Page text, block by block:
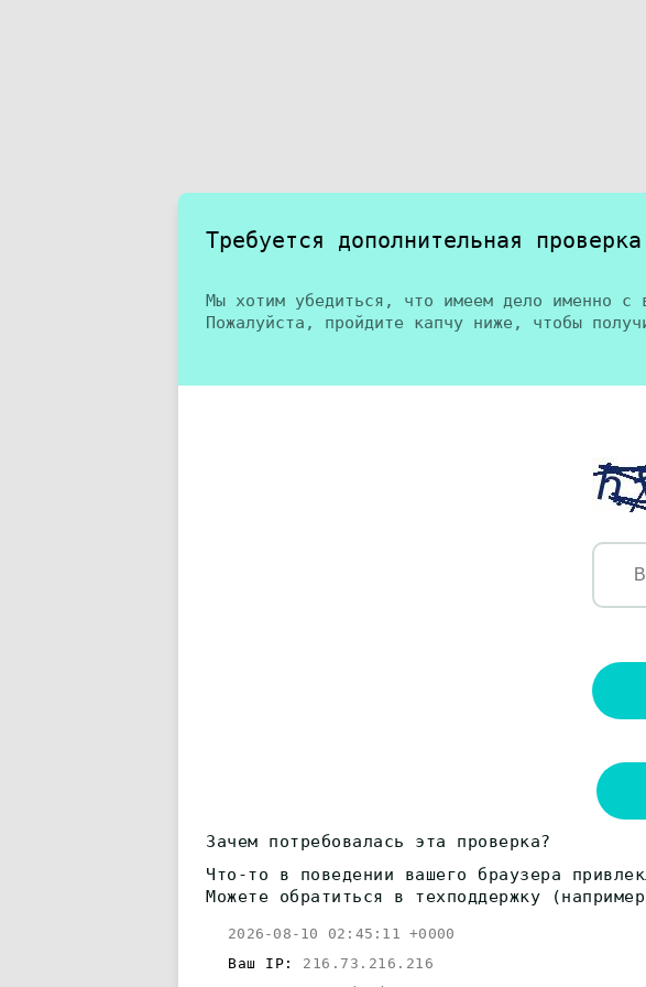
Требуется дополнительная проверка
Мы хотим убедиться, что имеем дело именно
Пожалуйста, пройдите капчу ниже, чтобы
Зачем потребовалась эта проверка?
Что-то в поведении вашего браузера
Можете обратиться в техподдержку
2026-08-10 02:45:11 +0000
Ваш IP: 216.73.216.216